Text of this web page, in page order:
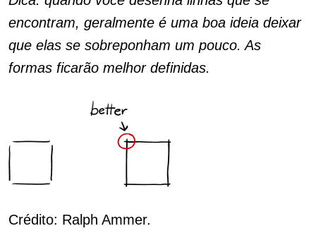
encontram, geralmente é uma boa ideia deixar
que elas se sobreponham um pouco. As
formas ficarão melhor definidas.
Crédito: Ralph Ammer.